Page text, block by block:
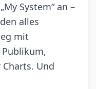
System“ an –
alles
mit
Und